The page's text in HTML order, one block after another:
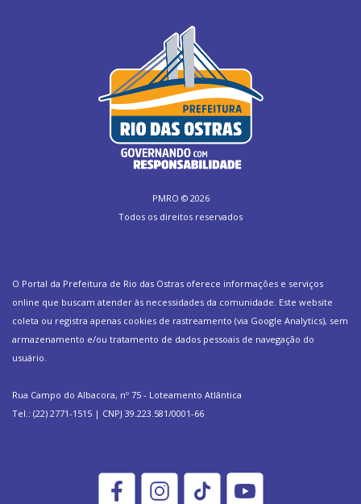
PMRO © 2026
Todos os direitos reservados
O Portal da Prefeitura de Rio das Ostras oferece informações e serviços
online que buscam atender às necessidades da comunidade. Este website
coleta ou registra apenas cookies de rastreamento (via Google Analytics), sem
armazenamento e/ou tratamento de dados pessoais de navegação do
usuário.
Rua Campo do Albacora, nº 75 - Loteamento Atlântica
Tel.: (22) 2771-1515 | CNPJ 39.223.581/0001-66